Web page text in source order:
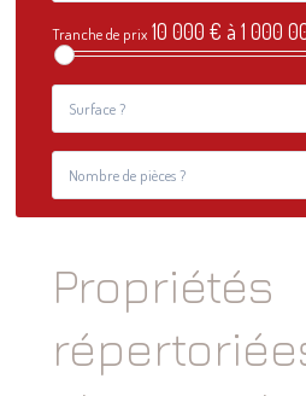
Tranche de prix 10 000 € à 1 000
Nombre de pièces ?
Propriétés